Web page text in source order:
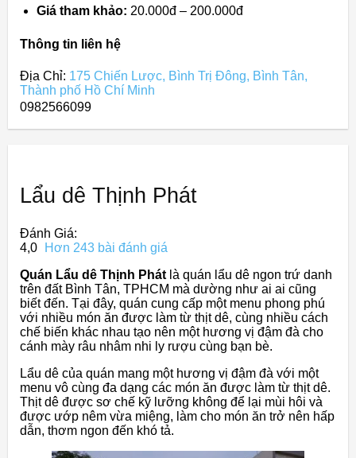
Giá tham khảo: 20.000đ – 200.000đ
Thông tin liên hệ
Địa Chỉ: 175 Chiến Lược, Bình Trị Đông, Bình Tân,
Thành phố Hồ Chí Minh
0982566099
Lẩu dê Thịnh Phát
Đánh Giá:
4,0
Hơn 243 bài đánh giá
Quán Lẩu dê Thịnh Phát là quán lẩu dê ngon trứ danh
trên đất Bình Tân, TPHCM mà dường như ai ai cũng
biết đến. Tại đây, quán cung cấp một menu phong phú
với nhiều món ăn được làm từ thịt dê, cùng nhiều cách
chế biến khác nhau tạo nên một hương vị đậm đà cho
cánh mày râu nhâm nhi ly rượu cùng bạn bè.
Lẩu dê của quán mang một hương vị đậm đà với một
menu vô cùng đa dạng các món ăn được làm từ thịt dê.
Thịt dê được sơ chế kỹ lưỡng không để lại mùi hôi và
được ướp nêm vừa miệng, làm cho món ăn trở nên hấp
dẫn, thơm ngon đến khó tả.